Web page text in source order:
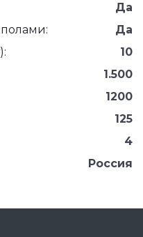
Да
Да
10
1.500
1200
125
4
Россия